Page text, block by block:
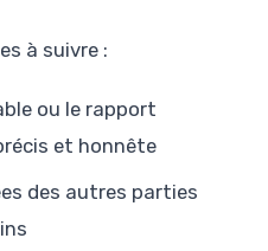
à suivre :
ou le rapport
et honnête
des autres parties